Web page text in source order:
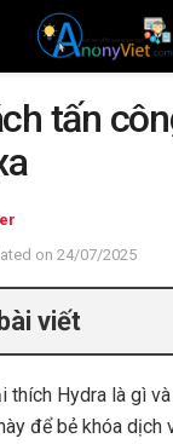
tấn
on 24/07/2025
viết
thích Hydra là gì
để bẻ khóa dịch